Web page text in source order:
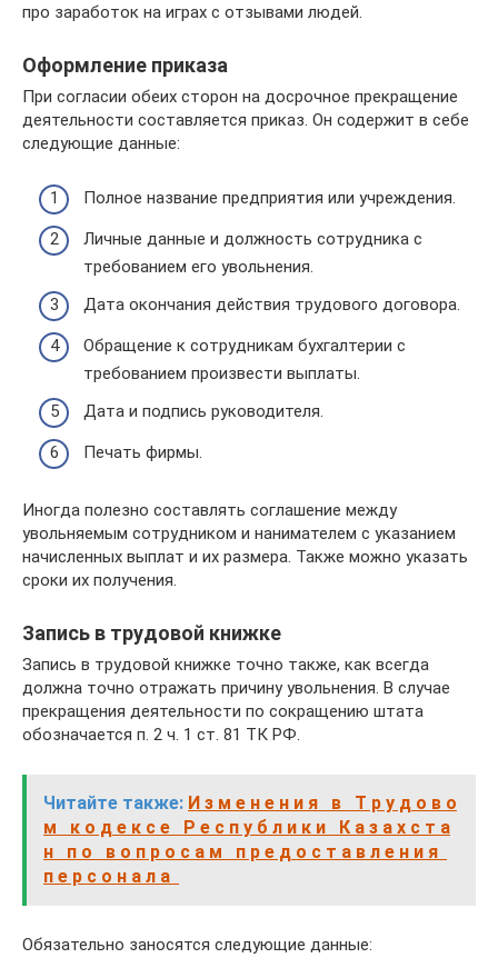
про заработок на играх с отзывами людей.
Оформление приказа
При согласии обеих сторон на досрочное прекращение
деятельности составляется приказ. Он содержит в себе
следующие данные:
Полное название предприятия или учреждения.
Личные данные и должность сотрудника с
требованием его увольнения.
Дата окончания действия трудового договора.
Обращение к сотрудникам бухгалтерии с
требованием произвести выплаты.
Дата и подпись руководителя.
Печать фирмы.
Иногда полезно составлять соглашение между
увольняемым сотрудником и нанимателем с указанием
начисленных выплат и их размера. Также можно указать
сроки их получения.
Запись в трудовой книжке
Запись в трудовой книжке точно также, как всегда
должна точно отражать причину увольнения. В случае
прекращения деятельности по сокращению штата
обозначается п. 2 ч. 1 ст. 81 ТК РФ.
Читайте также: И з м е н е н и я в Т р у д о в о
м к о д е к с е Р е с п у б л и к и К а з а х с т а
н п о в о п р о с а м п р е д о с т а в л е н и я
п е р с о н а л а
Обязательно заносятся следующие данные: